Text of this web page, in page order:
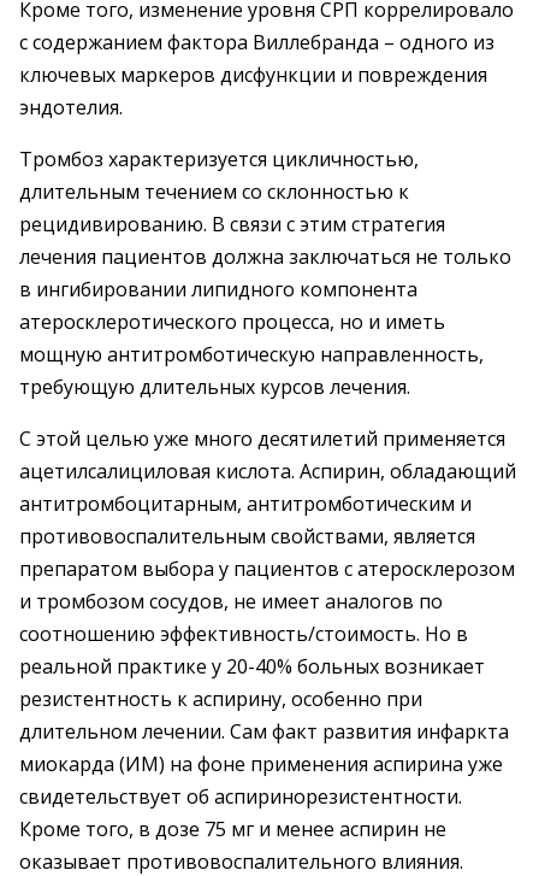
Кроме того, изменение уровня СРП коррелировало
с содержанием фактора Виллебранда – одного из
ключевых маркеров дисфункции и повреждения
эндотелия.
Тромбоз характеризуется цикличностью,
длительным течением со склонностью к
рецидивированию. В связи с этим стратегия
лечения пациентов должна заключаться не только
в ингибировании липидного компонента
атеросклеротического процесса, но и иметь
мощную антитромботическую направленность,
требующую длительных курсов лечения.
С этой целью уже много десятилетий применяется
ацетилсалициловая кислота. Аспирин, обладающий
антитромбоцитарным, антитромботическим и
противовоспалительным свойствами, является
препаратом выбора у пациентов с атеросклерозом
и тромбозом сосудов, не имеет аналогов по
соотношению эффективность/стоимость. Но в
реальной практике у 20-40% больных возникает
резистентность к аспирину, особенно при
длительном лечении. Сам факт развития инфаркта
миокарда (ИМ) на фоне применения аспирина уже
свидетельствует об аспиринорезистентности.
Кроме того, в дозе 75 мг и менее аспирин не
оказывает противовоспалительного влияния.